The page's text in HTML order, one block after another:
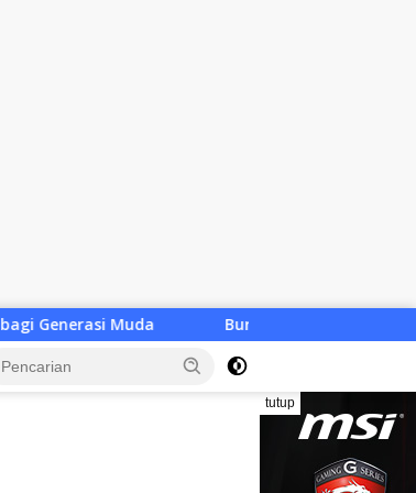
Bursa Ketua KONI NTB Dibuka, Baru Satu Utusan
tutup